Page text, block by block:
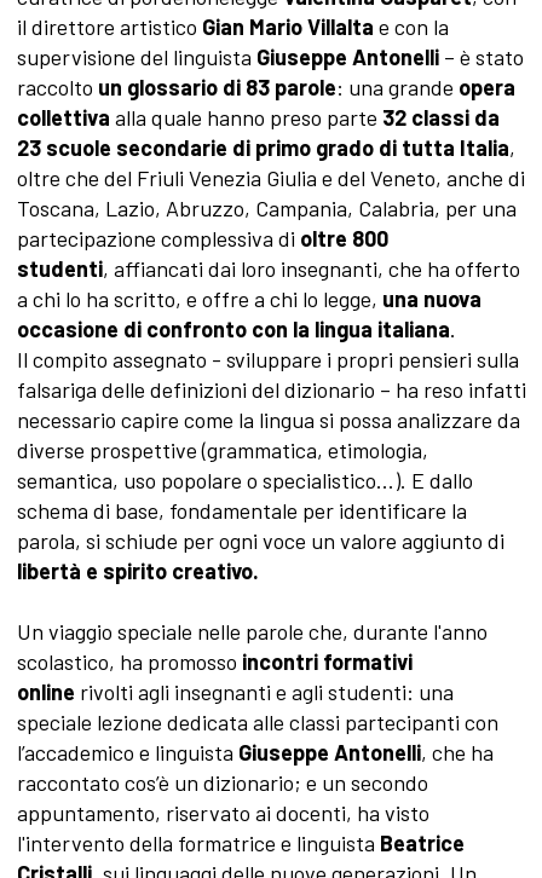
il direttore artistico Gian Mario Villalta e con la
supervisione del linguista Giuseppe Antonelli– è stato
raccolto un glossario di 83 parole: una grande opera
collettiva alla quale hanno preso parte 32 classi da
23 scuole secondarie di primo grado di tutta Italia,
oltre che del Friuli Venezia Giulia e del Veneto, anche di
Toscana, Lazio, Abruzzo, Campania, Calabria, per una
partecipazione complessiva di oltre 800
studenti, affiancati dai loro insegnanti, che ha offerto
a chi lo ha scritto, e offre a chi lo legge, una nuova
occasione di confronto con la lingua italiana.
Il compito assegnato - sviluppare i propri pensieri sulla
falsariga delle definizioni del dizionario – ha reso infatti
necessario capire come la lingua si possa analizzare da
diverse prospettive (grammatica, etimologia,
semantica, uso popolare o specialistico...). E dallo
schema di base, fondamentale per identificare la
parola, si schiude per ogni voce un valore aggiunto di
libertà e spirito creativo.
Un viaggio speciale nelle parole che, durante l'anno
scolastico, ha promosso incontri formativi
online rivolti agli insegnanti e agli studenti: una
speciale lezione dedicata alle classi partecipanti con
l’accademico e linguista Giuseppe Antonelli, che ha
raccontato cos’è un dizionario; e un secondo
appuntamento, riservato ai docenti, ha visto
l'intervento della formatrice e linguista Beatrice